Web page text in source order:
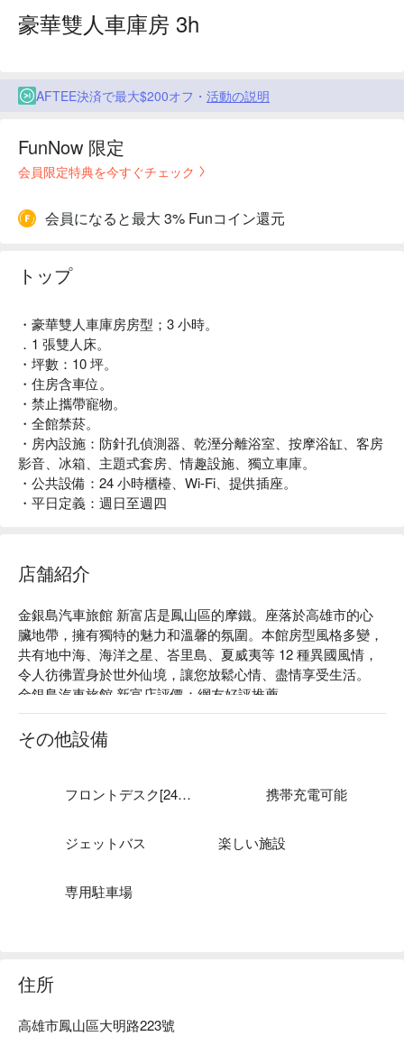
豪華雙人車庫房 3h
AFTEE決済で最大$200オフ・ 活動の説明
FunNow 限定
会員限定特典を今すぐチェック
会員になると最大 3% Funコイン還元
トップ
・豪華雙人車庫房房型；3 小時。
．1 張雙人床。
・坪數：10 坪。
・住房含車位。
・禁止攜帶寵物。
・全館禁菸。
・房內設施：防針孔偵測器、乾溼分離浴室、按摩浴缸、客房
影音、冰箱、主題式套房、情趣設施、獨立車庫。
・公共設備：24 小時櫃檯、Wi-Fi、提供插座。
・平日定義：週日至週四
店舗紹介
金銀島汽車旅館 新富店是鳳山區的摩鐵。座落於高雄市的心
臟地帶，擁有獨特的魅力和溫馨的氛圍。本館房型風格多變，
共有地中海、海洋之星、峇里島、夏威夷等 12 種異國風情，
令人彷彿置身於世外仙境，讓您放鬆心情、盡情享受生活。
金銀島汽車旅館 新富店評價：網友好評推薦
金銀島汽車旅館 新富店推薦： 超越五星級飯店的室內 SPA、
按摩浴缸、蒸氣室、精油泡澡，讓您充分體驗渡假的樂趣。
金銀島汽車旅館 新富店優惠、金銀島汽車旅館 新富店住宿方
その他設備
フロントデスク[24時間] 携帯充電可能
ジェットバス 楽しい施設
専用駐車場
住所
高雄市鳳山區大明路223號